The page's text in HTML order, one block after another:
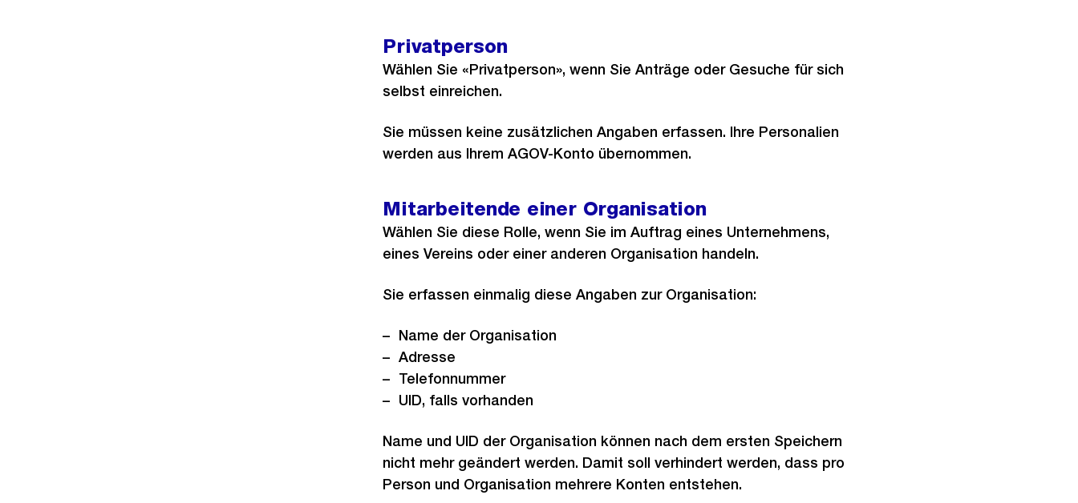
Privatperson
Wählen Sie «Privatperson», wenn Sie Anträge oder Gesuche für sich
selbst einreichen.
Sie müssen keine zusätzlichen Angaben erfassen. Ihre Personalien
werden aus Ihrem AGOV-Konto übernommen.
Mitarbeitende einer Organisation
Wählen Sie diese Rolle, wenn Sie im Auftrag eines Unternehmens,
eines Vereins oder einer anderen Organisation handeln.
Sie erfassen einmalig diese Angaben zur Organisation:
Name der Organisation
Adresse
Telefonnummer
UID, falls vorhanden
Name und UID der Organisation können nach dem ersten Speichern
nicht mehr geändert werden. Damit soll verhindert werden, dass pro
Person und Organisation mehrere Konten entstehen.